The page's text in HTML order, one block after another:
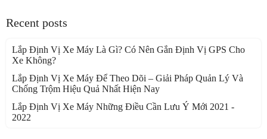
Recent posts
Lắp Định Vị Xe Máy Là Gì? Có Nên Gắn Định Vị GPS Cho
Xe Không?
Lắp Định Vị Xe Máy Để Theo Dõi – Giải Pháp Quản Lý Và
Chống Trộm Hiệu Quả Nhất Hiện Nay
Lắp Định Vị Xe Máy Những Điều Cần Lưu Ý Mới 2021 -
2022